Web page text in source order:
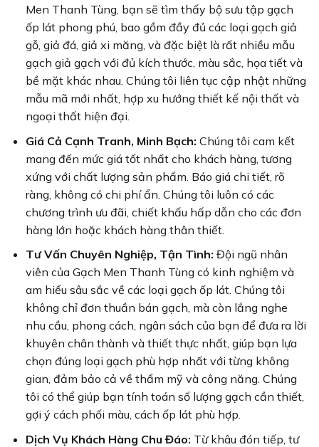
Men Thanh Tùng, bạn sẽ tìm thấy bộ sưu tập gạch
ốp lát phong phú, bao gồm đầy đủ các loại gạch giả
gỗ, giả đá, giả xi măng, và đặc biệt là rất nhiều mẫu
gạch giả gạch với đủ kích thước, màu sắc, họa tiết và
bề mặt khác nhau. Chúng tôi liên tục cập nhật những
mẫu mã mới nhất, hợp xu hướng thiết kế nội thất và
ngoại thất hiện đại.
Giá Cả Cạnh Tranh, Minh Bạch: Chúng tôi cam kết
mang đến mức giá tốt nhất cho khách hàng, tương
xứng với chất lượng sản phẩm. Báo giá chi tiết, rõ
ràng, không có chi phí ẩn. Chúng tôi luôn có các
chương trình ưu đãi, chiết khấu hấp dẫn cho các đơn
hàng lớn hoặc khách hàng thân thiết.
Tư Vấn Chuyên Nghiệp, Tận Tình: Đội ngũ nhân
viên của Gạch Men Thanh Tùng có kinh nghiệm và
am hiểu sâu sắc về các loại gạch ốp lát. Chúng tôi
không chỉ đơn thuần bán gạch, mà còn lắng nghe
nhu cầu, phong cách, ngân sách của bạn để đưa ra lời
khuyên chân thành và thiết thực nhất, giúp bạn lựa
chọn đúng loại gạch phù hợp nhất với từng không
gian, đảm bảo cả về thẩm mỹ và công năng. Chúng
tôi có thể giúp bạn tính toán số lượng gạch cần thiết,
gợi ý cách phối màu, cách ốp lát phù hợp.
Dịch Vụ Khách Hàng Chu Đáo: Từ khâu đón tiếp, tư